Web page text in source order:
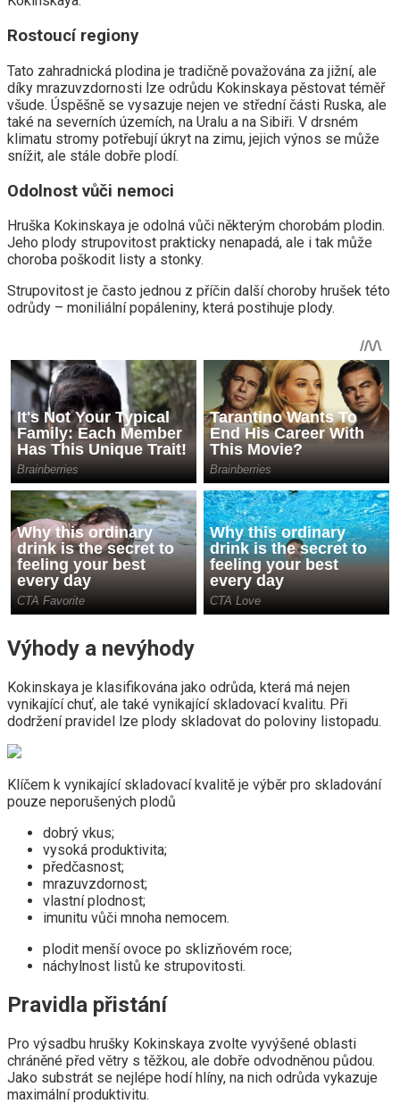
Rostoucí regiony
Tato zahradnická plodina je tradičně považována za jižní, ale
díky mrazuvzdornosti lze odrůdu Kokinskaya pěstovat téměř
všude. Úspěšně se vysazuje nejen ve střední části Ruska, ale
také na severních územích, na Uralu a na Sibiři. V drsném
klimatu stromy potřebují úkryt na zimu, jejich výnos se může
snížit, ale stále dobře plodí.
Odolnost vůči nemoci
Hruška Kokinskaya je odolná vůči některým chorobám plodin.
Jeho plody strupovitost prakticky nenapadá, ale i tak může
choroba poškodit listy a stonky.
Strupovitost je často jednou z příčin další choroby hrušek této
odrůdy – moniliální popáleniny, která postihuje plody.
Výhody a nevýhody
Kokinskaya je klasifikována jako odrůda, která má nejen
vynikající chuť, ale také vynikající skladovací kvalitu. Při
dodržení pravidel lze plody skladovat do poloviny listopadu.
Klíčem k vynikající skladovací kvalitě je výběr pro skladování
pouze neporušených plodů
dobrý vkus;
vysoká produktivita;
předčasnost;
mrazuvzdornost;
vlastní plodnost;
imunitu vůči mnoha nemocem.
plodit menší ovoce po sklizňovém roce;
náchylnost listů ke strupovitosti.
Pravidla přistání
Pro výsadbu hrušky Kokinskaya zvolte vyvýšené oblasti
chráněné před větry s těžkou, ale dobře odvodněnou půdou.
Jako substrát se nejlépe hodí hlíny, na nich odrůda vykazuje
maximální produktivitu.